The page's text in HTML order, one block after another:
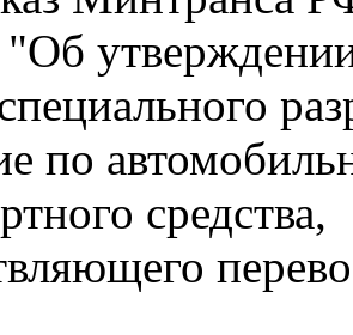
"Об
по
средства,